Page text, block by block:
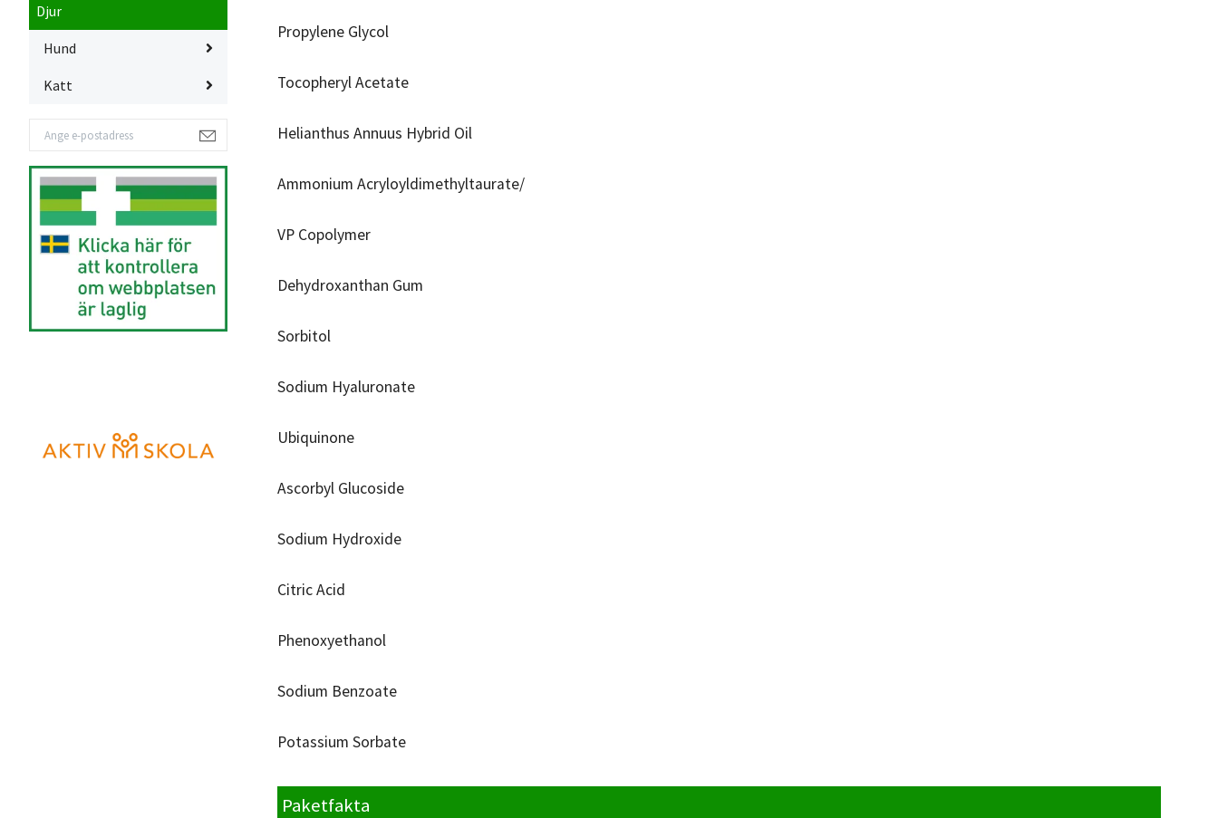
Djur
Hund
Katt
Propylene Glycol
Tocopheryl Acetate
Helianthus Annuus Hybrid Oil
Ammonium Acryloyldimethyltaurate/
VP Copolymer
Dehydroxanthan Gum
Sorbitol
Sodium Hyaluronate
Ubiquinone
Ascorbyl Glucoside
Sodium Hydroxide
Citric Acid
Phenoxyethanol
Sodium Benzoate
Potassium Sorbate
Paketfakta